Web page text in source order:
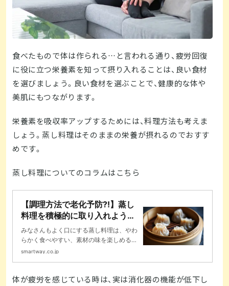
食べたもので体は作られる…と言われる通り、疲労回復
に役に立つ栄養素を知って摂り入れることは、良い食材
を選びましょう。良い食材を選ぶことで、健康的な体や
美肌にもつながります。
栄養素を吸収率アップするためには、料理方法も考えま
しょう。蒸し料理はそのままの栄養が摂れるのでおすす
めです。
蒸し料理についてのコラムはこちら
【調理方法で老化予防?!】蒸し
料理を積極的に取り入れよう！
優秀な料理法のご紹介｜コラム
｜コラム｜20分フィットネス
スマートウェイ
みなさんもよく口にする蒸し料理は、やわ
らかく食べやすい、素材の味を楽しめる調
理方法です。実はこの蒸し料理という調理
smartway.co.jp
体が疲労を感じている時は、実は消化器の機能が低下し